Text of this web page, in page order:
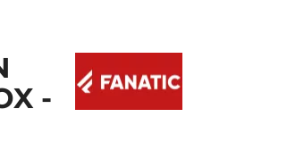
-